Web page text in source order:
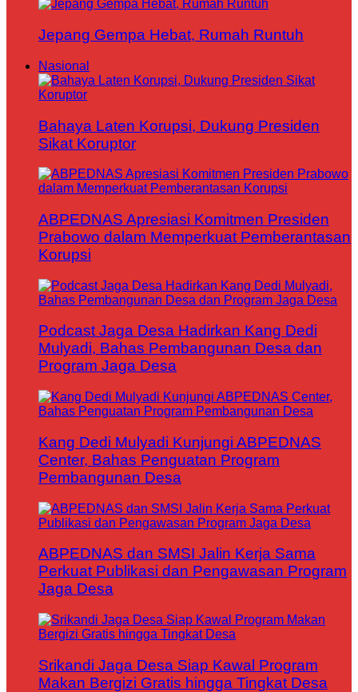
Jepang Gempa Hebat, Rumah Runtuh
Nasional
Bahaya Laten Korupsi, Dukung Presiden
Sikat Koruptor
ABPEDNAS Apresiasi Komitmen Presiden
Prabowo dalam Memperkuat Pemberantasan
Korupsi
Podcast Jaga Desa Hadirkan Kang Dedi
Mulyadi, Bahas Pembangunan Desa dan
Program Jaga Desa
Kang Dedi Mulyadi Kunjungi ABPEDNAS
Center, Bahas Penguatan Program
Pembangunan Desa
ABPEDNAS dan SMSI Jalin Kerja Sama
Perkuat Publikasi dan Pengawasan Program
Jaga Desa
Srikandi Jaga Desa Siap Kawal Program
Makan Bergizi Gratis hingga Tingkat Desa